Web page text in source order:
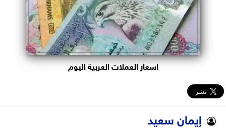
اسعار العملات العربية اليوم
إيمان سعيد